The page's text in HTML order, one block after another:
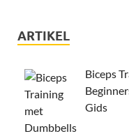
ARTIKEL
Biceps
Gids